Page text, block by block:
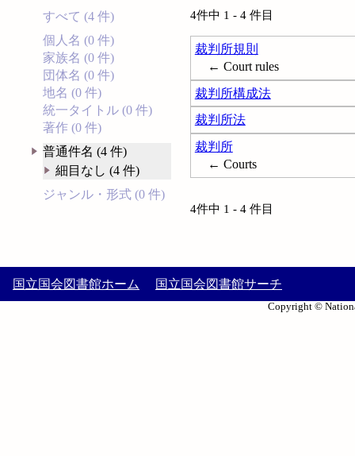
すべて (4 件)
個人名 (0 件)
家族名 (0 件)
団体名 (0 件)
地名 (0 件)
統一タイトル (0 件)
著作 (0 件)
普通件名 (4 件)
細目なし (4 件)
ジャンル・形式 (0 件)
4件中 1 - 4 件目
裁判所規則
← Court rules
裁判所構成法
裁判所法
裁判所
← Courts
4件中 1 - 4 件目
国立国会図書館ホーム 国立国会図書館サーチ
Copyright ©